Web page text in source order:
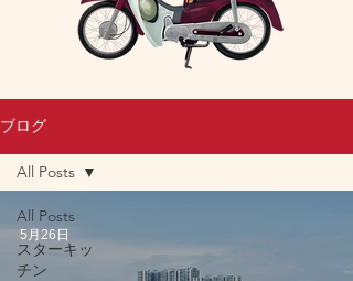
ブログ
All Posts
スターキッ
チン
All Posts
5月26日